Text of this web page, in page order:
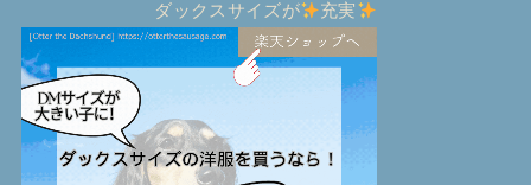
ダックスサイズが 充実